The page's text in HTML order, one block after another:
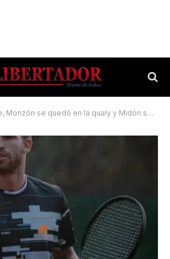
se quedó en la qualy y Midón se alista para el cuadro principal